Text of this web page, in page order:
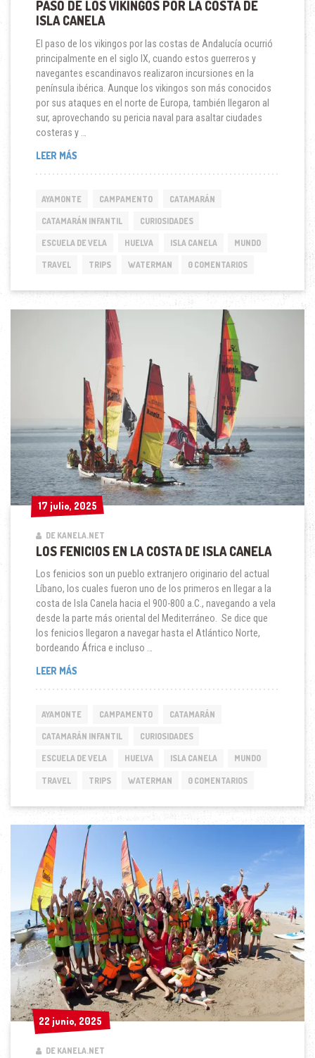
PASO DE LOS VIKINGOS POR LA COSTA DE
ISLA CANELA
El paso de los vikingos por las costas de Andalucía ocurrió
principalmente en el siglo IX, cuando estos guerreros y
navegantes escandinavos realizaron incursiones en la
península ibérica. Aunque los vikingos son más conocidos
por sus ataques en el norte de Europa, también llegaron al
sur, aprovechando su pericia naval para asaltar ciudades
costeras y …
LEER MÁSPASO
VIKINGOS
LA
DE
ISLA
AYAMONTE CAMPAMENTO CATAMARÁN
CATAMARÁN INFANTIL CURIOSIDADES
ESCUELA DE VELA HUELVA ISLA CANELA MUNDO
TRAVEL TRIPS WATERMAN 0 COMENTARIOS
17 julio, 2025
17 julio, 2025
DE KANELA.NET
LOS FENICIOS EN LA COSTA DE ISLA CANELA
Los fenicios son un pueblo extranjero originario del actual
Líbano, los cuales fueron uno de los primeros en llegar a la
costa de Isla Canela hacia el 900-800 a.C., navegando a vela
desde la parte más oriental del Mediterráneo. Se dice que
los fenicios llegaron a navegar hasta el Atlántico Norte,
bordeando África e incluso …
LEER MÁSLOS
LA
DE
CANELA
AYAMONTE CAMPAMENTO CATAMARÁN
CATAMARÁN INFANTIL CURIOSIDADES
ESCUELA DE VELA HUELVA ISLA CANELA MUNDO
TRAVEL TRIPS WATERMAN 0 COMENTARIOS
22 junio, 2025
22 junio, 2025
DE KANELA.NET